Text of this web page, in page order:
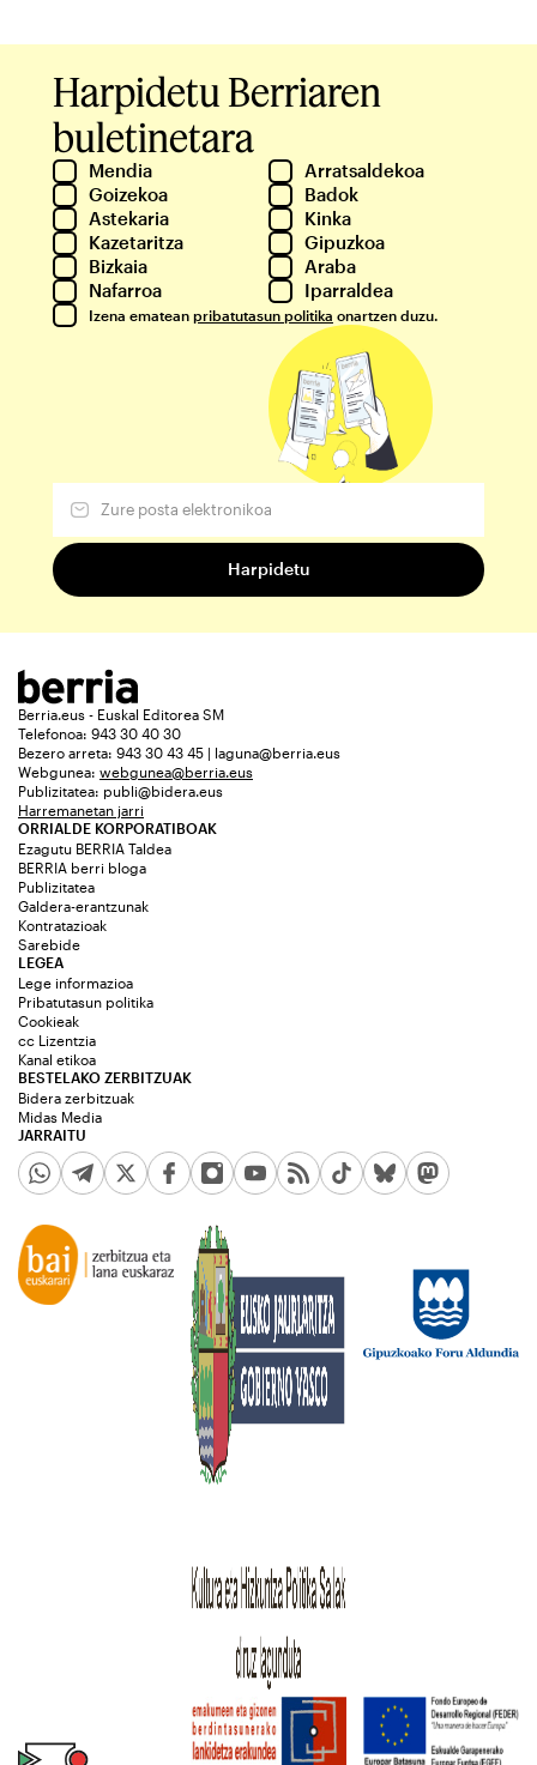
Harpidetu Berriaren
buletinetara
Mendia
Arratsaldekoa
Goizekoa
Badok
Astekaria
Kinka
Kazetaritza
Gipuzkoa
Bizkaia
Araba
Nafarroa
Iparraldea
Izena ematean pribatutasun politika onartzen duzu.
Berria.eus - Euskal Editorea SM
Telefonoa: 943 30 40 30
Bezero arreta: 943 30 43 45 | laguna@berria.eus
Webgunea: webgunea@berria.eus
Publizitatea: publi@bidera.eus
Harremanetan jarri
ORRIALDE KORPORATIBOAK
Ezagutu BERRIA Taldea
BERRIA berri bloga
Publizitatea
Galdera-erantzunak
Kontratazioak
Sarebide
JARRAITU
LEGEA
Lege informazioa
Pribatutasun politika
Cookieak
cc Lizentzia
Kanal etikoa
BESTELAKO ZERBITZUAK
Bidera zerbitzuak
Midas Media